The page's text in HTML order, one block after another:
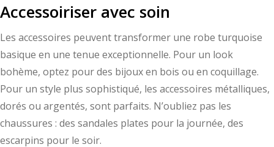
Accessoiriser avec soin
Les accessoires peuvent transformer une robe turquoise
basique en une tenue exceptionnelle. Pour un look
bohème, optez pour des bijoux en bois ou en coquillage.
Pour un style plus sophistiqué, les accessoires métalliques,
dorés ou argentés, sont parfaits. N’oubliez pas les
chaussures : des sandales plates pour la journée, des
escarpins pour le soir.